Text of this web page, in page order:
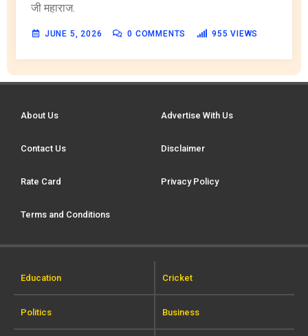
जी महाराज.
JUNE 5, 2026 0 COMMENTS 955 VIEWS
About Us Advertise With Us
Contact Us Disclaimer
Rate Card Privacy Policy
Terms and Conditions
Education Cricket
Politics Business